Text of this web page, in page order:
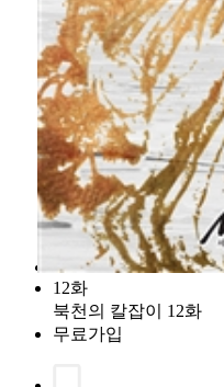
12화
북천의 칼잡이 12화
무료가입